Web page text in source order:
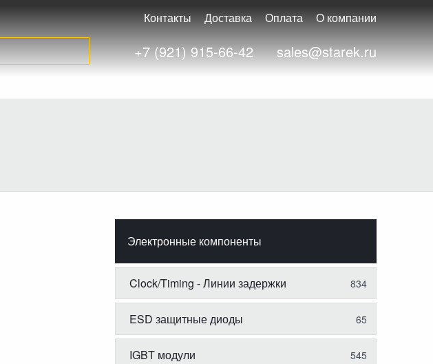
Контакты Доставка Оплата О компании
+7 (921) 915-66-42 sales@starek.ru
Электронные компоненты
Clock/Timing - Линии задержки 834
ESD защитные диоды 65
IGBT модули 545